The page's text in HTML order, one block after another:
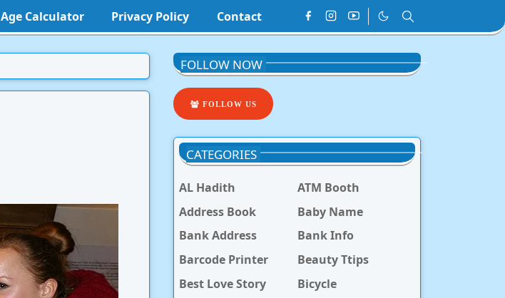
Age Calculator Privacy Policy Contact
FOLLOW NOW
FOLLOW US
CATEGORIES
AL Hadith
ATM Booth
Address Book
Baby Name
Bank Address
Bank Info
Barcode Printer
Beauty Ttips
Best Love Story
Bicycle